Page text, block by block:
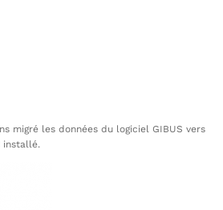
migré les données du logiciel GIBUS vers
installé.